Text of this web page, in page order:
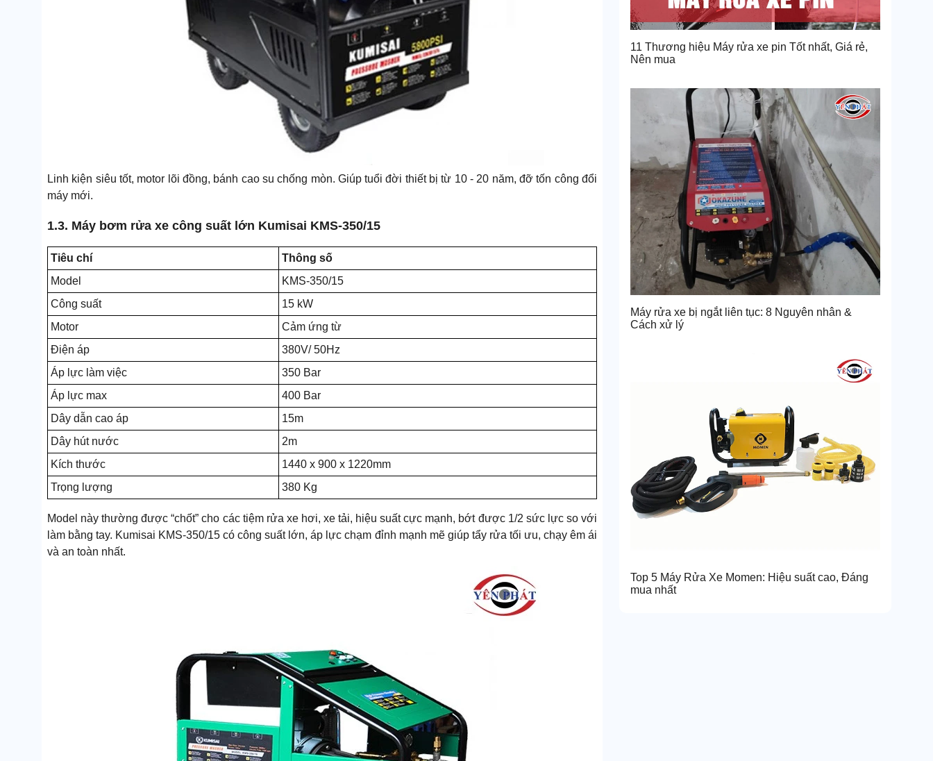
Linh kiện siêu tốt, motor lõi đồng, bánh cao su chống mòn. Giúp tuổi đời thiết bị từ 10 - 20 năm, đỡ tốn công đổi
máy mới.
1.3. Máy bơm rửa xe công suất lớn Kumisai KMS-350/15
Tiêu chí
Thông số
Model
KMS-350/15
Công suất
15 kW
Motor
Cảm ứng từ
Điện áp
380V/ 50Hz
Áp lực làm việc
350 Bar
Áp lực max
400 Bar
Dây dẫn cao áp
15m
Dây hút nước
2m
Kích thước
1440 x 900 x 1220mm
Trọng lượng
380 Kg
Model này thường được “chốt” cho các tiệm rửa xe hơi, xe tải, hiệu suất cực mạnh, bớt được 1/2 sức lực so với
làm bằng tay. Kumisai KMS-350/15 có công suất lớn, áp lực chạm đỉnh mạnh mẽ giúp tẩy rửa tối ưu, chạy êm ái
và an toàn nhất.
11 Thương hiệu Máy rửa xe pin Tốt nhất, Giá rẻ,
Nên mua
Máy rửa xe bị ngắt liên tục: 8 Nguyên nhân &
Cách xử lý
Top 5 Máy Rửa Xe Momen: Hiệu suất cao, Đáng
mua nhất